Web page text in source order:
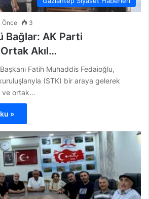
Önce 3
Bağlar: AK Parti
Akıl…
Fatih Muhaddis Fedaioğlu,
(STK) bir araya gelerek
ve ortak…
»